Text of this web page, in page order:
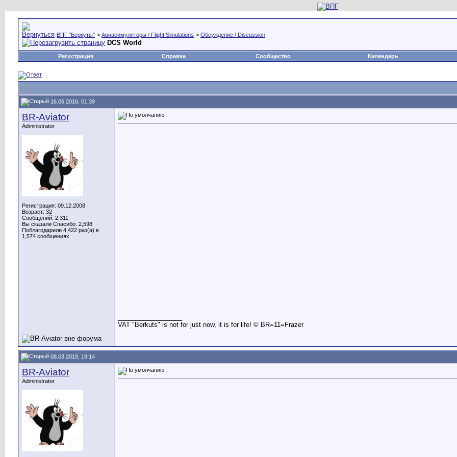
ВПГ "Беркуты" > Авиасимуляторы / Flight Simulations > Обсуждение / Discussion
DCS World
Регистрация Справка Сообщество Календарь
16.06.2016, 01:39
BR-Aviator
Administrator
Регистрация: 09.12.2008
Возраст: 32
Сообщений: 2,311
Вы сказали Спасибо: 2,598
Поблагодарили 4,422 раз(а) в
1,574 сообщениях
VAT "Berkuts" is not for just now, it is for life! © BR=11=Frazer
08.03.2019, 19:14
BR-Aviator
Administrator